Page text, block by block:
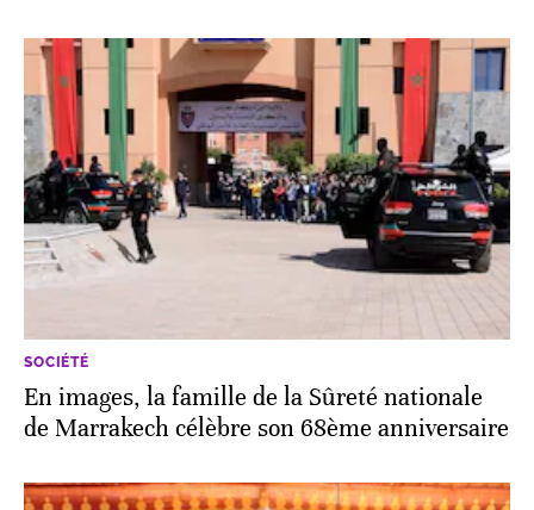
SOCIÉTÉ
En images, la famille de la Sûreté nationale
de Marrakech célèbre son 68ème anniversaire